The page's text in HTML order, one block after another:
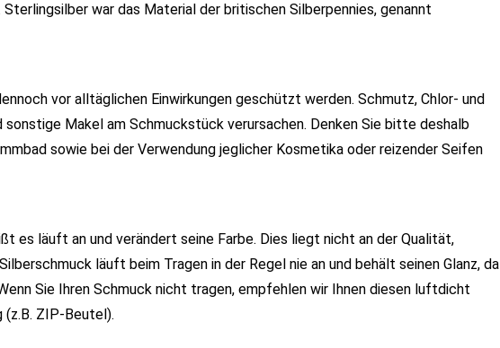
war das Material der britischen Silberpennies, genannt
vor alltäglichen Einwirkungen geschützt werden. Schmutz, Chlor- und
Makel am Schmuckstück verursachen. Denken Sie bitte deshalb
sowie bei der Verwendung jeglicher Kosmetika oder reizender Seifen
es läuft an und verändert seine Farbe. Dies liegt nicht an der Qualität,
läuft beim Tragen in der Regel nie an und behält seinen Glanz, da
Sie Ihren Schmuck nicht tragen, empfehlen wir Ihnen diesen luftdicht
(z.B. ZIP-Beutel).